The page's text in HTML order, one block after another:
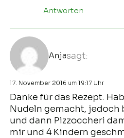
Antworten
Anjasagt:
17. November 2016 um 19:17 Uhr
Danke für das Rezept.
Nudeln gemacht, jedoch
und dann Pizzoccheri
mir und 4 Kindern